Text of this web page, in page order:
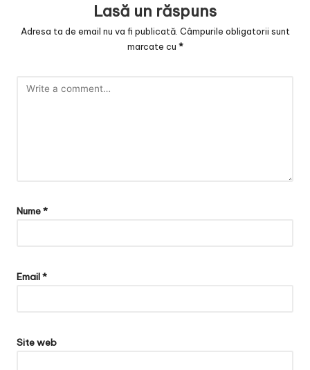
Lasă un răspuns
Adresa ta de email nu va fi publicată. Câmpurile obligatorii sunt
marcate cu *
Nume*
Email*
Site web